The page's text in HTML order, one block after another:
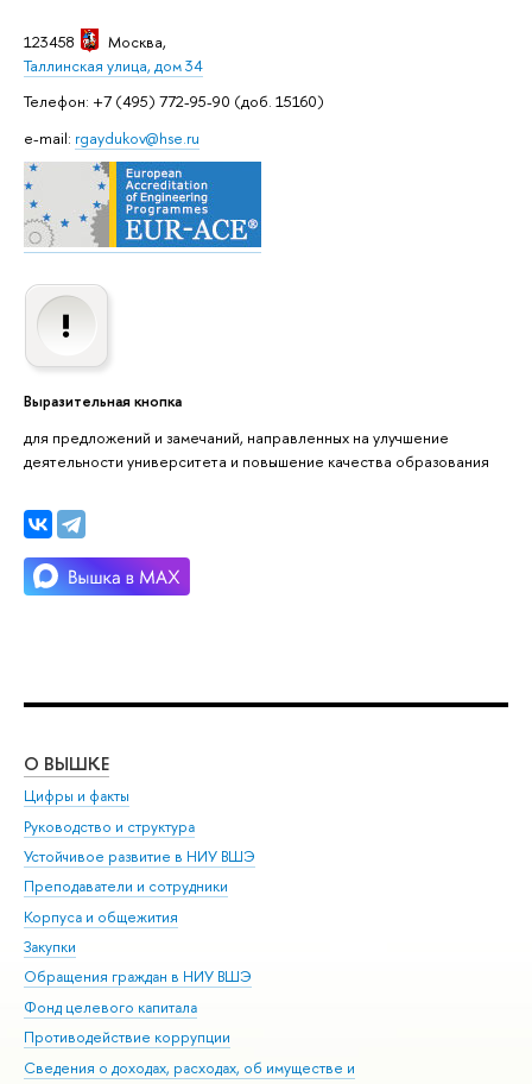
123458 Москва,
Таллинская улица, дом 34
Телефон: +7 (495) 772-95-90 (доб. 15160)
e-mail: rgaydukov@hse.ru
Выразительная кнопка
для предложений и замечаний, направленных на улучшение
деятельности университета и повышение качества образования
О ВЫШКЕ
Цифры и факты
Руководство и структура
Устойчивое развитие в НИУ ВШЭ
Преподаватели и сотрудники
Корпуса и общежития
Закупки
Обращения граждан в НИУ ВШЭ
Фонд целевого капитала
Противодействие коррупции
Сведения о доходах, расходах, об имуществе и